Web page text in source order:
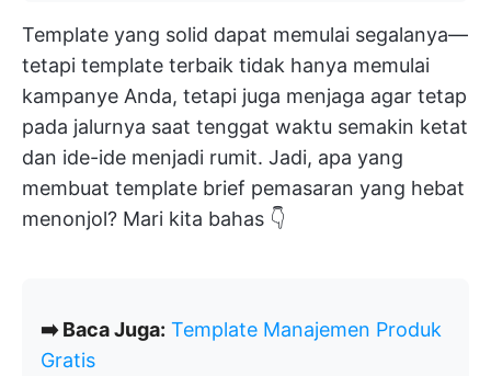
Template yang solid dapat memulai segalanya—
tetapi template terbaik tidak hanya memulai
kampanye Anda, tetapi juga menjaga agar tetap
pada jalurnya saat tenggat waktu semakin ketat
dan ide-ide menjadi rumit. Jadi, apa yang
membuat template brief pemasaran yang hebat
menonjol? Mari kita bahas 👇
➡️ Baca Juga: Template Manajemen Produk
Gratis